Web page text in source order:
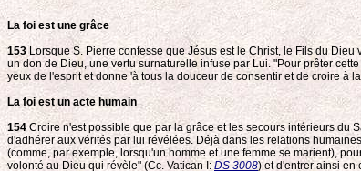
La foi est une grâce
153 Lorsque S. Pierre confesse que Jésus est le Christ, le Fils du
un don de Dieu, une vertu surnaturelle infuse par Lui. "Pour prêter
yeux de l'esprit et donne 'à tous la douceur de consentir et de croire à
La foi est un acte humain
154Croire n'est possible que par la grâce et les secours intérieurs du
d'adhérer aux vérités par lui révélées. Déjà dans les relations
(comme, par exemple, lorsqu'un homme et une femme se marient),
volonté au Dieu qui révèle" (Cc. Vatican I:DS 3008) et d'entrer ainsi en